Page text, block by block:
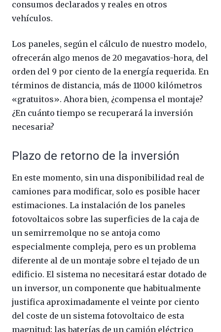
consumos declarados y reales en otros
vehículos.
Los paneles, según el cálculo de nuestro modelo,
ofrecerán algo menos de 20 megavatios-hora, del
orden del 9 por ciento de la energía requerida. En
términos de distancia, más de 11000 kilómetros
«gratuitos». Ahora bien, ¿compensa el montaje?
¿En cuánto tiempo se recuperará la inversión
necesaria?
Plazo de retorno de la inversión
En este momento, sin una disponibilidad real de
camiones para modificar, solo es posible hacer
estimaciones. La instalación de los paneles
fotovoltaicos sobre las superficies de la caja de
un semirremolque no se antoja como
especialmente compleja, pero es un problema
diferente al de un montaje sobre el tejado de un
edificio. El sistema no necesitará estar dotado de
un inversor, un componente que habitualmente
justifica aproximadamente el veinte por ciento
del coste de un sistema fotovoltaico de esta
magnitud; las baterías de un camión eléctrico